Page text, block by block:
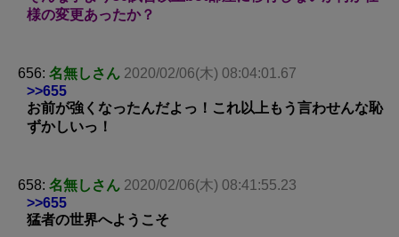
様の変更あったか？
656: 名無しさん 2020/02/06(木) 08:04:01.67
>>655
お前が強くなったんだよっ！これ以上もう言わせんな恥
ずかしいっ！
658: 名無しさん 2020/02/06(木) 08:41:55.23
>>655
猛者の世界へようこそ